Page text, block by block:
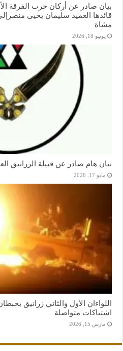
بيان صادر عن أركان حرب الفرقة
قائدها العميد سليمان يحيى
مشاة
يونيو 18, 2026
بيان هام صادر عن قبيلة الزرانيق
مايو 17, 2026
اللواءان الأول والثاني زرانيق
اشتباكات متواصلة
مارس 15, 2026